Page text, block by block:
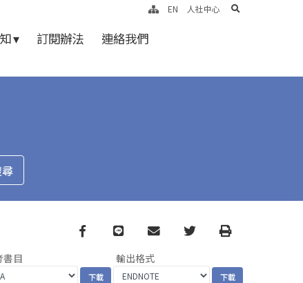
▾ 訂閱辦法 連絡我們
EN 人社中心 search
Facebook
line email TwitterPrint
書目 輸出格式